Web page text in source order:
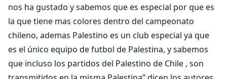
nos ha gustado y sabemos que es especial por que es
la que tiene mas colores dentro del campeonato
chileno, ademas Palestino es un club especial ya que
es el único equipo de futbol de Palestina, y sabemos
que incluso los partidos del Palestino de Chile , son